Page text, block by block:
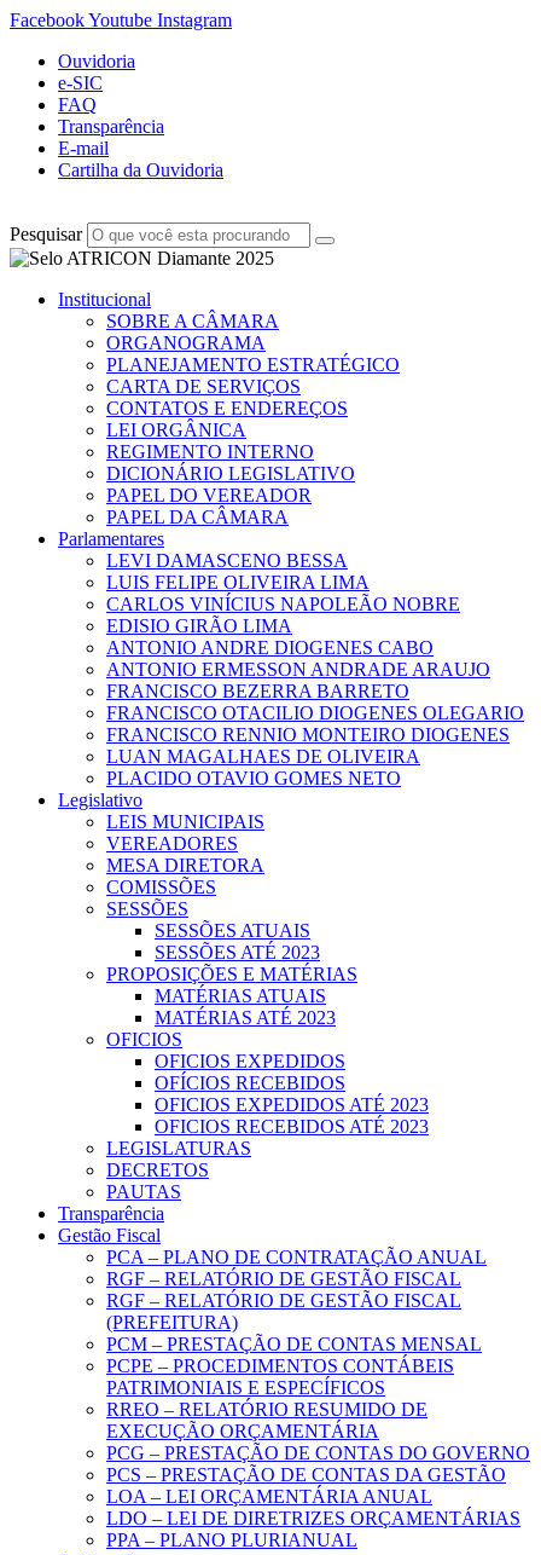
FacebookYoutube Instagram
Ouvidoria
e-SIC
FAQ
Transparência
E-mail
Cartilha da Ouvidoria
Pesquisar
Institucional
SOBRE A CÂMARA
ORGANOGRAMA
PLANEJAMENTO ESTRATÉGICO
CARTA DE SERVIÇOS
CONTATOS E ENDEREÇOS
LEI ORGÂNICA
REGIMENTO INTERNO
DICIONÁRIO LEGISLATIVO
PAPEL DO VEREADOR
PAPEL DA CÂMARA
Parlamentares
LEVI DAMASCENO BESSA
LUIS FELIPE OLIVEIRA LIMA
CARLOS VINÍCIUS NAPOLEÃO NOBRE
EDISIO GIRÃO LIMA
ANTONIO ANDRE DIOGENES CABO
ANTONIO ERMESSON ANDRADE ARAUJO
FRANCISCO BEZERRA BARRETO
FRANCISCO OTACILIO DIOGENES OLEGARIO
FRANCISCO RENNIO MONTEIRO DIOGENES
LUAN MAGALHAES DE OLIVEIRA
PLACIDO OTAVIO GOMES NETO
Legislativo
LEIS MUNICIPAIS
VEREADORES
MESA DIRETORA
COMISSÕES
SESSÕES
SESSÕES ATUAIS
SESSÕES ATÉ 2023
PROPOSIÇÕES E MATÉRIAS
MATÉRIAS ATUAIS
MATÉRIAS ATÉ 2023
OFICIOS
OFICIOS EXPEDIDOS
OFÍCIOS RECEBIDOS
OFICIOS EXPEDIDOS ATÉ 2023
OFICIOS RECEBIDOS ATÉ 2023
LEGISLATURAS
DECRETOS
PAUTAS
Transparência
Gestão Fiscal
PCA – PLANO DE CONTRATAÇÃO ANUAL
RGF – RELATÓRIO DE GESTÃO FISCAL
RGF – RELATÓRIO DE GESTÃO FISCAL
(PREFEITURA)
PCM – PRESTAÇÃO DE CONTAS MENSAL
PCPE – PROCEDIMENTOS CONTÁBEIS
PATRIMONIAIS E ESPECÍFICOS
RREO – RELATÓRIO RESUMIDO DE
EXECUÇÃO ORÇAMENTÁRIA
PCG – PRESTAÇÃO DE CONTAS DO GOVERNO
PCS – PRESTAÇÃO DE CONTAS DA GESTÃO
LOA – LEI ORÇAMENTÁRIA ANUAL
LDO – LEI DE DIRETRIZES ORÇAMENTÁRIAS
PPA – PLANO PLURIANUAL